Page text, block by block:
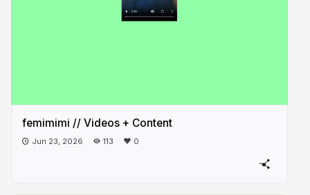
femimimi // Videos + Content
Jun 23, 2026 113 0